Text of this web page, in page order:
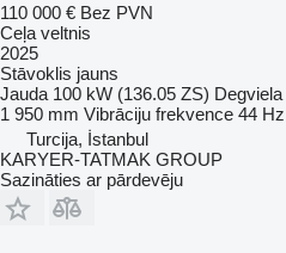
110 000 € Bez PVN
Ceļa veltnis
2025
Stāvoklis jauns
Jauda 100 kW (136.05 ZS) Degviela
1 950 mm Vibrāciju frekvence 44 Hz
Turcija, İstanbul
KARYER-TATMAK GROUP
Sazināties ar pārdevēju